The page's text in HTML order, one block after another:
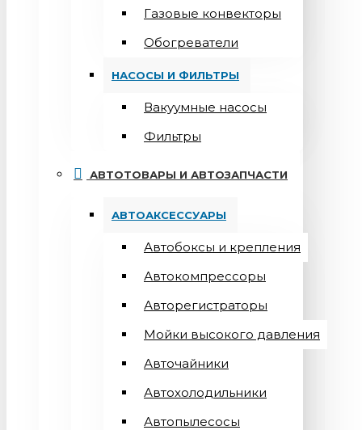
Газовые конвекторы
Обогреватели
НАСОСЫ И ФИЛЬТРЫ
Вакуумные насосы
Фильтры
АВТОТОВАРЫ И АВТОЗАПЧАСТИ
АВТОАКСЕССУАРЫ
Автобоксы и крепления
Автокомпрессоры
Авторегистраторы
Мойки высокого давления
Авточайники
Автохолодильники
Автопылесосы